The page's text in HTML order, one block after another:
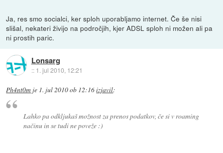
Ja, res smo socialci, ker sploh uporabljamo internet. Če še nisi
slišal, nekateri živijo na področjih, kjer ADSL sploh ni možen ali pa
ni prostih paric.
Lonsarg
:: 1. jul 2010, 12:21
Ph4nt0m je 1. jul 2010 ob 12:16izjavil:
Lahko pa odkljukaš možnost za prenos podatkov, če si v roaming
načinu in se tudi ne poveže :)